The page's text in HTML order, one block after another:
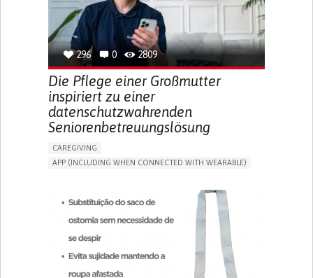
CAREGIVING SUPPORT
IMMUNO-ALLERGOLOGY
SPAIN
296 0 2809
Die Pflege einer Großmutter
inspiriert zu einer
datenschutzwahrenden
Seniorenbetreuungslösung
CAREGIVING
APP (INCLUDING WHEN CONNECTED WITH WEARABLE)
ASSISTIVE DAILY LIFE DEVICE (TO HELP ADL)
PROMOTING SELF-MANAGEMENT
PREVENTING (VACCINATION, PROTECTION, FALLS,
CAREGIVING SUPPORT
GENERAL AND FAMILY MEDICINE
MOBILITY ISSUES
CAREGIVER SUPPORT